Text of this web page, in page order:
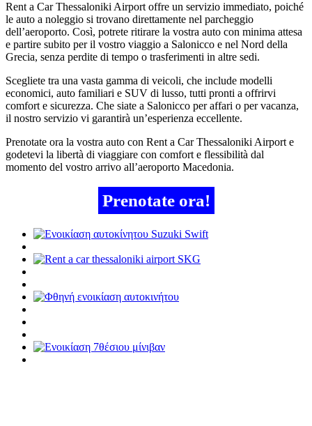
Rent a Car Thessaloniki Airport offre un servizio immediato, poiché
le auto a noleggio si trovano direttamente nel parcheggio
dell’aeroporto. Così, potrete ritirare la vostra auto con minima attesa
e partire subito per il vostro viaggio a Salonicco e nel Nord della
Grecia, senza perdite di tempo o trasferimenti in altre sedi.
Scegliete tra una vasta gamma di veicoli, che include modelli
economici, auto familiari e SUV di lusso, tutti pronti a offrirvi
comfort e sicurezza. Che siate a Salonicco per affari o per vacanza,
il nostro servizio vi garantirà un’esperienza eccellente.
Prenotate ora la vostra auto con Rent a Car Thessaloniki Airport e
godetevi la libertà di viaggiare con comfort e flessibilità dal
momento del vostro arrivo all’aeroporto Macedonia.
Prenotate ora!